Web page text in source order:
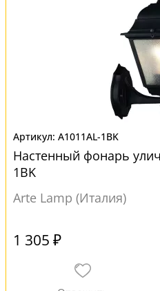
A1011AL-1BK
Настенный фонарь
1BK
Arte Lamp (Италия)
1 305 ₽